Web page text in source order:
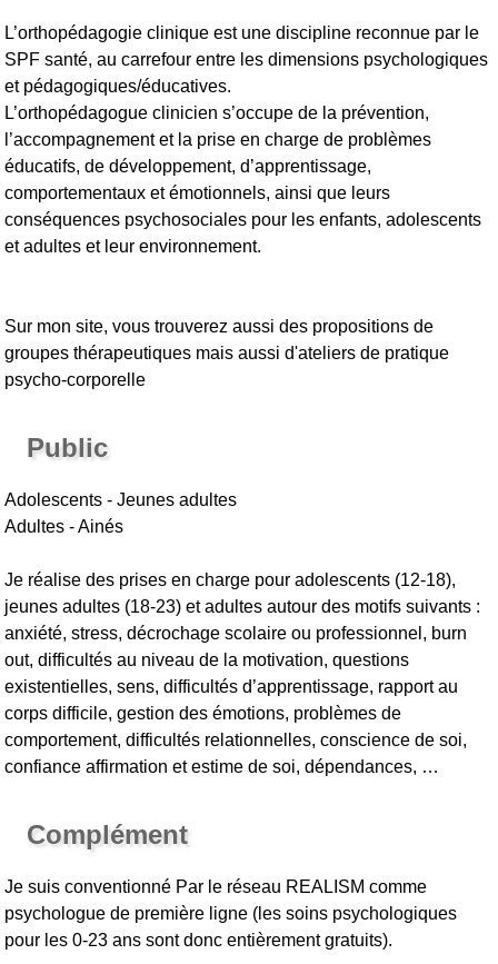
L’orthopédagogie clinique est une discipline reconnue par le
SPF santé, au carrefour entre les dimensions psychologiques
et pédagogiques/éducatives.
L’orthopédagogue clinicien s’occupe de la prévention,
l’accompagnement et la prise en charge de problèmes
éducatifs, de développement, d’apprentissage,
comportementaux et émotionnels, ainsi que leurs
conséquences psychosociales pour les enfants, adolescents
et adultes et leur environnement.
Sur mon site, vous trouverez aussi des propositions de
groupes thérapeutiques mais aussi d'ateliers de pratique
psycho-corporelle
Public
Adolescents - Jeunes adultes
Adultes - Ainés
Je réalise des prises en charge pour adolescents (12-18),
jeunes adultes (18-23) et adultes autour des motifs suivants :
anxiété, stress, décrochage scolaire ou professionnel, burn
out, difficultés au niveau de la motivation, questions
existentielles, sens, difficultés d’apprentissage, rapport au
corps difficile, gestion des émotions, problèmes de
comportement, difficultés relationnelles, conscience de soi,
confiance affirmation et estime de soi, dépendances, …
Complément
Je suis conventionné Par le réseau REALISM comme
psychologue de première ligne (les soins psychologiques
pour les 0-23 ans sont donc entièrement gratuits).